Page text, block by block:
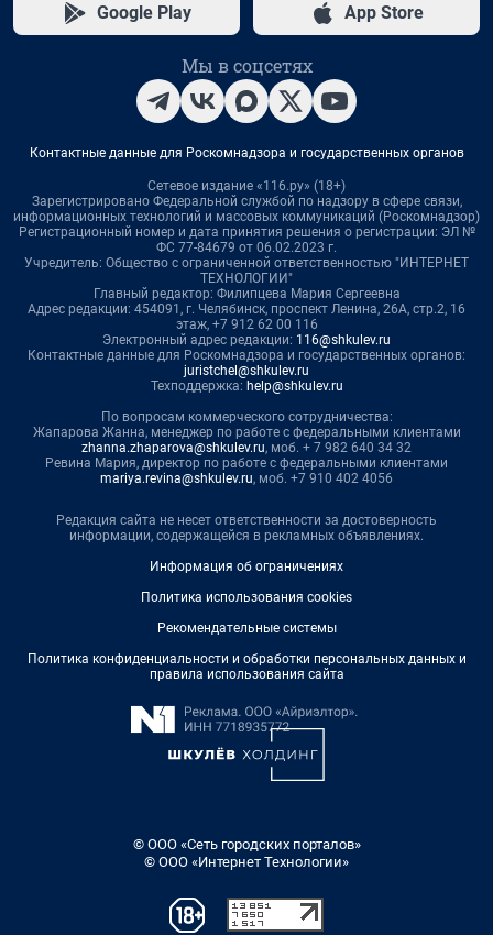
Google Play App Store
Мы в соцсетях
Контактные данные для Роскомнадзора и государственных органов
Сетевое издание «116.ру» (18+)
Зарегистрировано Федеральной службой по надзору в сфере связи,
информационных технологий и массовых коммуникаций (Роскомнадзор)
Регистрационный номер и дата принятия решения о регистрации: ЭЛ №
ФС 77-84679 от 06.02.2023 г.
Учредитель: Общество с ограниченной ответственностью "ИНТЕРНЕТ
ТЕХНОЛОГИИ"
Главный редактор: Филипцева Мария Сергеевна
Адрес редакции: 454091, г. Челябинск, проспект Ленина, 26А, стр.2, 16
этаж, +7 912 62 00 116
Электронный адрес редакции: 116@shkulev.ru
Контактные данные для Роскомнадзора и государственных органов:
juristchel@shkulev.ru
Техподдержка: help@shkulev.ru
По вопросам коммерческого сотрудничества:
Жапарова Жанна, менеджер по работе с федеральными клиентами
zhanna.zhaparova@shkulev.ru, моб. + 7 982 640 34 32
Ревина Мария, директор по работе с федеральными клиентами
mariya.revina@shkulev.ru, моб. +7 910 402 4056
Редакция сайта не несет ответственности за достоверность
информации, содержащейся в рекламных объявлениях.
Информация об ограничениях
Политика использования cookies
Рекомендательные системы
Политика конфиденциальности и обработки персональных данных и
правила использования сайта
© ООО «Сеть городских порталов»
© ООО «Интернет Технологии»